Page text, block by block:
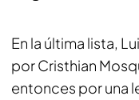
En la última lista,
por Cristhian
entonces por una